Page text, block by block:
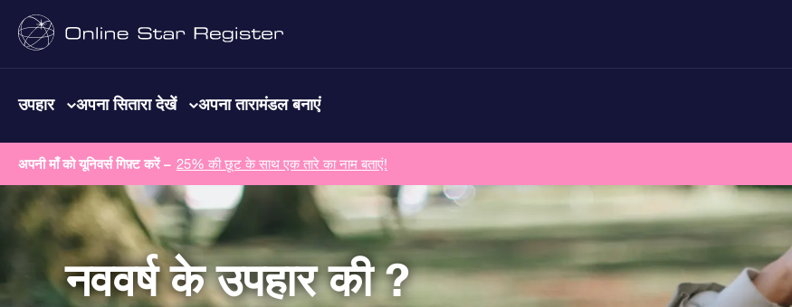
उपहार अपना सितारा देखें अपना तारामंडल बनाएं
अपनी माँ को यूनिवर्स गिफ़्ट करें – 25% की छूट के साथ एक तारे का नाम बताएं!
नववर्ष के उपहार की ?